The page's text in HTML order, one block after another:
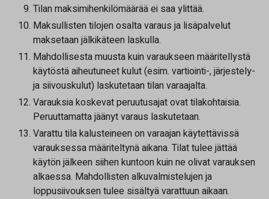
Tilan maksimihenkilömäärää ei saa ylittää.
Maksullisten tilojen osalta varaus ja lisäpalvelut
maksetaan jälkikäteen laskulla.
Mahdollisesta muusta kuin varaukseen määritellystä
käytöstä aiheutuneet kulut (esim. vartiointi-, järjestely-
ja siivouskulut) laskutetaan tilan varaajalta.
Varauksia koskevat peruutusajat ovat tilakohtaisia.
Peruuttamatta jäänyt varaus laskutetaan.
Varattu tila kalusteineen on varaajan käytettävissä
varauksessa määriteltynä aikana. Tilat tulee jättää
käytön jälkeen siihen kuntoon kuin ne olivat varauksen
alkaessa. Mahdollisten alkuvalmistelujen ja
loppusiivouksen tulee sisältyä varattuun aikaan.